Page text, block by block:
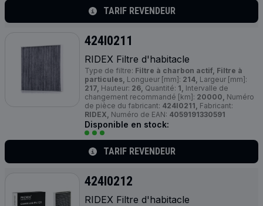
TARIF REVENDEUR
424I0211
RIDEX Filtre d'habitacle
Type de filtre: Filtre à charbon actif, Filtre à
particules, Longueur [mm]: 214, Largeur [mm]:
217, Hauteur: 26, Quantité: 1, Intervalle de
changement recommandé [km]: 20000, Numéro
de pièce du fabricant: 424I0211, Fabricant:
RIDEX, Numéro de EAN: 4059191330591
Disponible en stock:
TARIF REVENDEUR
424I0212
RIDEX Filtre d'habitacle